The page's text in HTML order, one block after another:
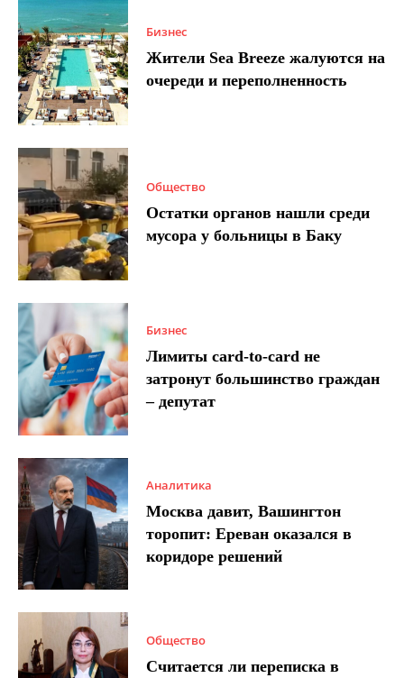
Бизнес
Жители Sea Breeze жалуются на
очереди и переполненность
Общество
Остатки органов нашли среди
мусора у больницы в Баку
Бизнес
Лимиты card-to-card не
затронут большинство граждан
– депутат
Аналитика
Москва давит, Вашингтон
торопит: Ереван оказался в
коридоре решений
Общество
Считается ли переписка в